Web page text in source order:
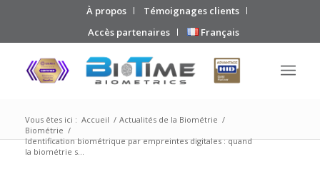
À propos
Témoignages clients
Accès partenaires
Français
Vous êtes ici : Accueil / Actualités de la Biométrie /
Biométrie /
Identification biométrique par empreintes digitales : quand
la biométrie s...